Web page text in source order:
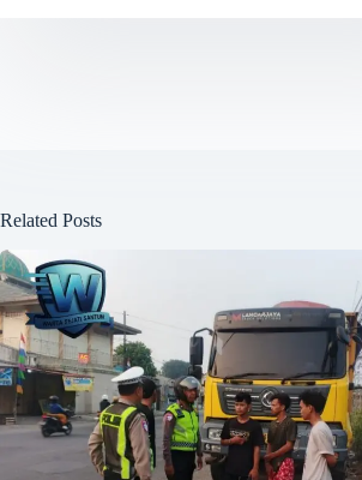
Related Posts